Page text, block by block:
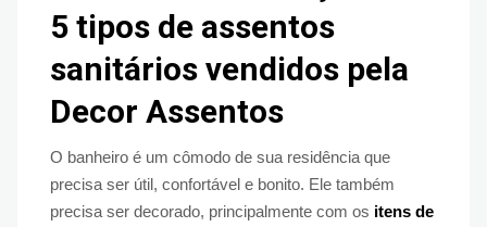
5 tipos de assentos
sanitários vendidos pela
Decor Assentos
O banheiro é um cômodo de sua residência que
precisa ser útil, confortável e bonito. Ele também
precisa ser decorado, principalmente com os itens de